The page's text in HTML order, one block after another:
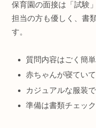
保育園の面接は「試験
担当の方も優しく、書
す。
質問内容はごく簡単
赤ちゃんが寝てい
カジュアルな服装
準備は書類チェッ